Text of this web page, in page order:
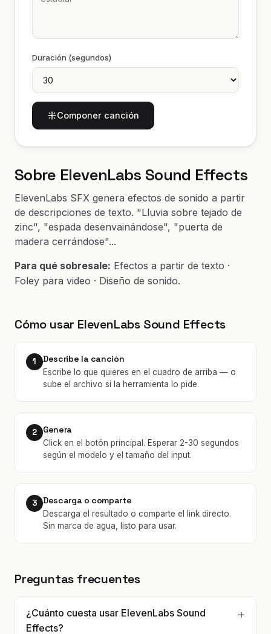
Duración (segundos)
Componer canción
Sobre ElevenLabs Sound Effects
ElevenLabs SFX genera efectos de sonido a partir
de descripciones de texto. "Lluvia sobre tejado de
zinc", "espada desenvainándose", "puerta de
madera cerrándose"...
Para qué sobresale: Efectos a partir de texto ·
Foley para video · Diseño de sonido.
Cómo usar ElevenLabs Sound Effects
1 Describe la canción
Escribe lo que quieres en el cuadro de arriba — o
sube el archivo si la herramienta lo pide.
2 Genera
Click en el botón principal. Esperar 2-30 segundos
según el modelo y el tamaño del input.
3 Descarga o comparte
Descarga el resultado o comparte el link directo.
Sin marca de agua, listo para usar.
Preguntas frecuentes
¿Cuánto cuesta usar ElevenLabs Sound
Effects?